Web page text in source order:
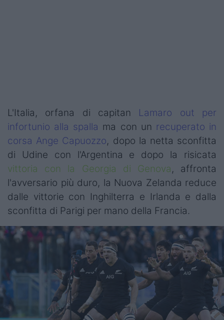
L'Italia, orfana di capitan Lamaro out per
infortunio alla spalla ma con un recuperato in
corsa Ange Capuozzo, dopo la netta sconfitta
di Udine con l'Argentina e dopo la risicata
vittoria con la Georgia di Genova, affronta
l'avversario più duro, la Nuova Zelanda reduce
dalle vittorie con Inghilterra e Irlanda e dalla
sconfitta di Parigi per mano della Francia.